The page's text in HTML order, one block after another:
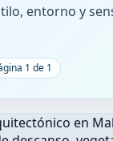
entorno y
1 de 1